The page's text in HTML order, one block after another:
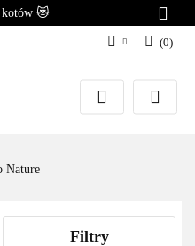
😻
Zaloguj się
Załóż konto
(0)
Nature
Filtry